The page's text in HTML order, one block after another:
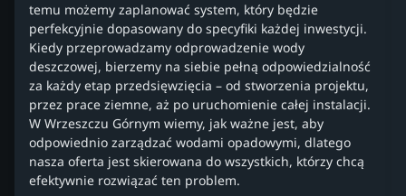
temu możemy zaplanować system, który będzie
perfekcyjnie dopasowany do specyfiki każdej inwestycji.
Kiedy przeprowadzamy odprowadzenie wody
deszczowej, bierzemy na siebie pełną odpowiedzialność
za każdy etap przedsięwzięcia – od stworzenia projektu,
przez prace ziemne, aż po uruchomienie całej instalacji.
W Wrzeszczu Górnym wiemy, jak ważne jest, aby
odpowiednio zarządzać wodami opadowymi, dlatego
nasza oferta jest skierowana do wszystkich, którzy chcą
efektywnie rozwiązać ten problem.